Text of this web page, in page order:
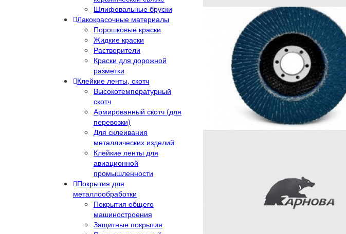
Шлифовальные бруски
Лакокрасочные материалы
Порошковые краски
Жидкие краски
Растворители
Краски для дорожной
разметки
Клейкие ленты, скотч
Высокотемпературный
скотч
Армированный скотч (для
перевозки)
Для склеивания
металлических изделий
Клейкие ленты для
авиационной
промышленности
Покрытия для
металлообработки
Покрытия общего
машиностроения
Защитные покрытия